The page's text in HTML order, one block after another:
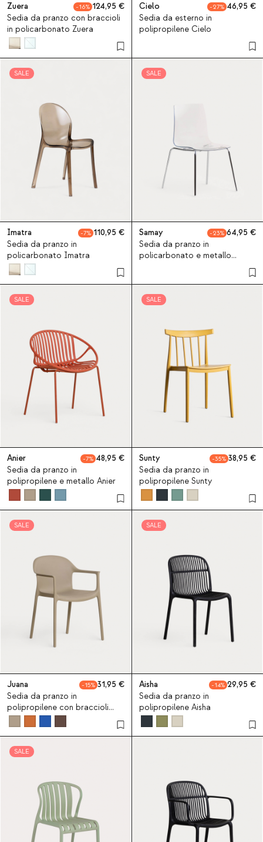
Zuera 16
124,95
Sedia da pranzo con braccioli
in policarbonato Zuera
Cielo 27
46,95
Sedia da esterno in
polipropilene Cielo
SALE
Imatra 7
110,95
Sedia da pranzo in
policarbonato Imatra
SALE
Samay 23
64,95
Sedia da pranzo in
policarbonato e metallo
SALE
Anier 7
48,95
Sedia da pranzo in
polipropilene e metallo Anier
SALE
Sunty 35
38,95
Sedia da pranzo in
polipropilene Sunty
SALE
Juana 15
31,95
Sedia da pranzo in
polipropilene con braccioli
Juana
SALE
Aisha 14
29,95
Sedia da pranzo in
polipropilene Aisha
SALE